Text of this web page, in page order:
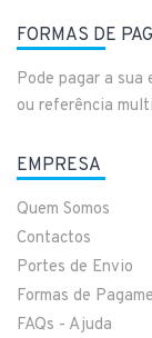
FORMAS DE
Pode pagar a sua
ou referência
EMPRESA
Quem Somos
Contactos
Portes de Envio
Formas de
FAQs - Ajuda